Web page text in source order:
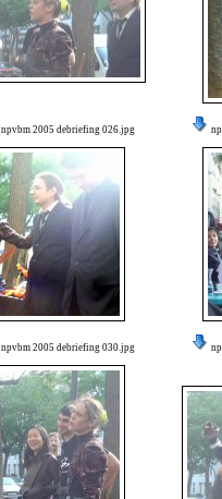
npvbm 2005 debriefing 026.jpg
npvbm 2005 debriefing 030.jpg